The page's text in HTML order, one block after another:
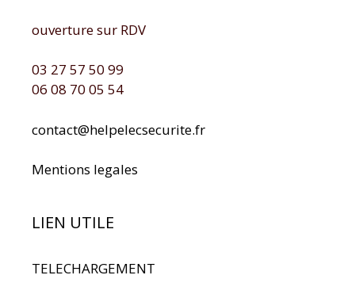
ouverture sur RDV
03 27 57 50 99
06 08 70 05 54
contact@helpelecsecurite.fr
Mentions legales
LIEN UTILE
TELECHARGEMENT